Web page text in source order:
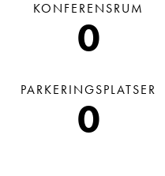
KONFERENSRUM
0
PARKERINGSPLATSER
0